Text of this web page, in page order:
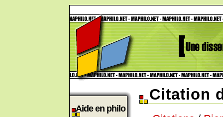
Aide en philo
Citation